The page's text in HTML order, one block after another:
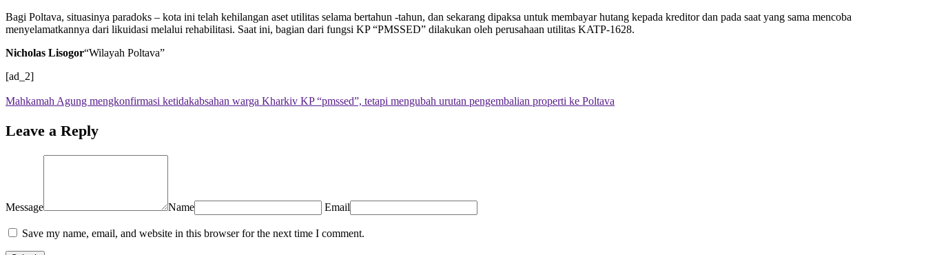
Bagi Poltava, situasinya paradoks – kota ini telah kehilangan aset utilitas selama bertahun -tahun, dan sekarang dipaksa untuk membayar hutang kepada kreditor dan pada saat yang sama mencoba
menyelamatkannya dari likuidasi melalui rehabilitasi. Saat ini, bagian dari fungsi KP “PMSSED” dilakukan oleh perusahaan utilitas KATP-1628.
Nicholas Lisogor“Wilayah Poltava”
[ad_2]
Mahkamah Agung mengkonfirmasi ketidakabsahan warga Kharkiv KP “pmssed”, tetapi mengubah urutan pengembalian properti ke Poltava
Leave a Reply
Message Name Email
Save my name, email, and website in this browser for the next time I comment.